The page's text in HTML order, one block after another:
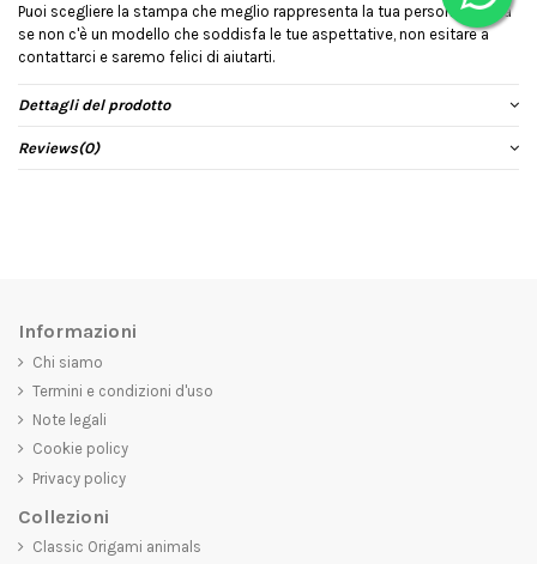
Puoi scegliere la stampa che meglio rappresenta la tua personalità, ma
se non c'è un modello che soddisfa le tue aspettative, non esitare a
contattarci e saremo felici di aiutarti.
Dettagli del prodotto
Reviews(0)
Informazioni
Chi siamo
Termini e condizioni d'uso
Note legali
Cookie policy
Privacy policy
Collezioni
Classic Origami animals